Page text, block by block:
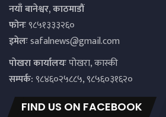
नयाँ बानेश्वर, काठमाडौं
फोनः९८५१३३३२६०
इमेलःsafalnews@gmail.com
पाेखरा कार्यालयःपोखरा, कास्की
सम्पर्क:९८४६०२५८८५, ९८५६०३१६२०
FIND US ON FACEBOOK